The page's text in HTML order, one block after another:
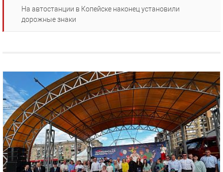
На автостанции в Копейске наконец установили
дорожные знаки